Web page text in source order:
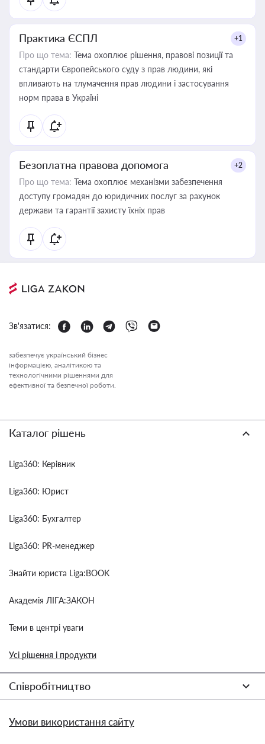
Практика ЄСПЛ +1
Про що тема: Тема охоплює рішення, правові позиції та
стандарти Європейського суду з прав людини, які
впливають на тлумачення прав людини і застосування
норм права в Україні
Безоплатна правова допомога +2
Про що тема: Тема охоплює механізми забезпечення
доступу громадян до юридичних послуг за рахунок
держави та гарантії захисту їхніх прав
Зв'язатися:
забезпечує український бізнес
інформацією, аналітикою та
технологічними рішеннями для
ефективної та безпечної роботи.
Каталог рішень
Liga360: Керівник
Liga360: Юрист
Liga360: Бухгалтер
Liga360: PR-менеджер
Знайти юриста Liga:BOOK
Академія ЛІГА:ЗАКОН
Теми в центрі уваги
Усі рішення і продукти
Співробітництво
Умови використання сайту